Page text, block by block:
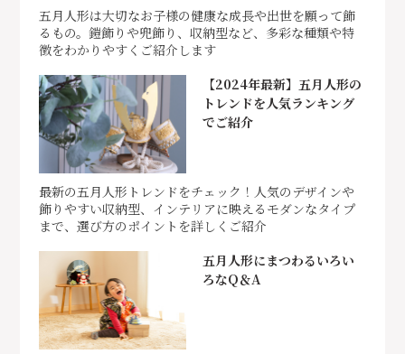
五月人形は大切なお子様の健康な成長や出世を願って飾
るもの。鎧飾りや兜飾り、収納型など、多彩な種類や特
徴をわかりやすくご紹介します
【2024年最新】五月人形の
トレンドを人気ランキング
でご紹介
最新の五月人形トレンドをチェック！人気のデザインや
飾りやすい収納型、インテリアに映えるモダンなタイプ
まで、選び方のポイントを詳しくご紹介
五月人形にまつわるいろい
ろなQ＆A